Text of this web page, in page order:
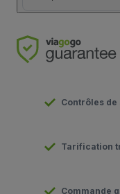
Contrôles
Tarification
Commande